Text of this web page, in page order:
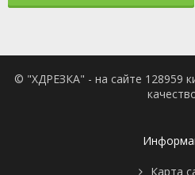
© "ХДРЕЗКА" - на сайте 128959
Карта